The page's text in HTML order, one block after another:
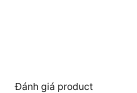
Đánh giá product